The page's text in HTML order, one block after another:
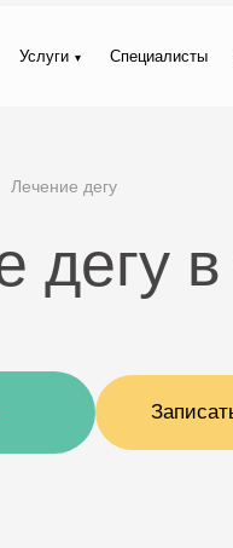
Услуги Специалисты
Лечение дегу
дегу